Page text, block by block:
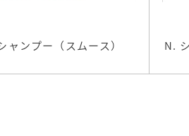
ャンプー（スムース） N.